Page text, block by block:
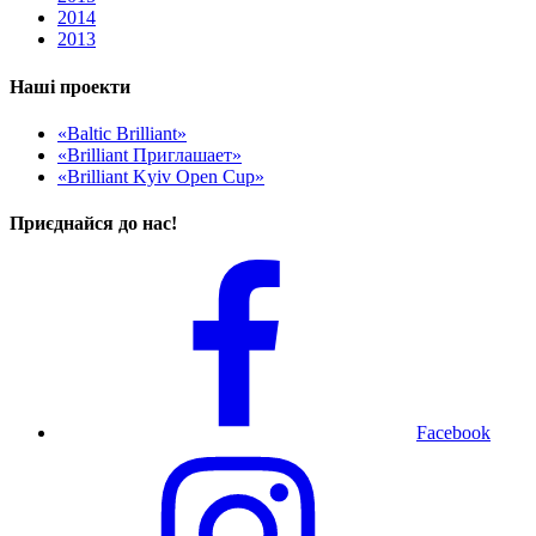
2014
2013
Наші проекти
«Baltic Brilliant»
«Brilliant Приглашает»
«Brilliant Kyiv Open Cup»
Приєднайся до нас!
Facebook